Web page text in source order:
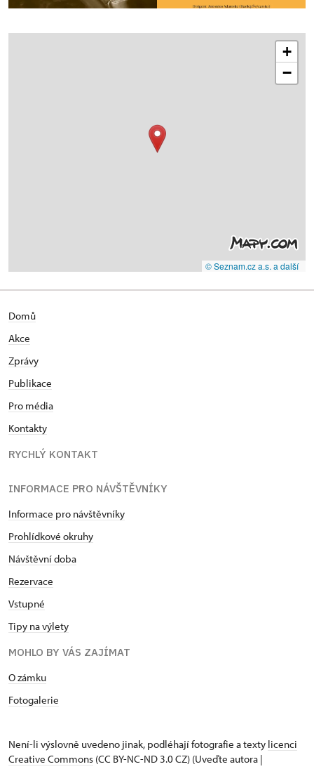
+
−
© Seznam.cz a.s. a další
Domů
Akce
Zprávy
Publikace
Pro média
Kontakty
RYCHLÝ KONTAKT
INFORMACE PRO NÁVŠTĚVNÍKY
Informace pro návštěvníky
Prohlídkové okruhy
Návštěvní doba
Rezervace
Vstupné
Tipy na výlety
MOHLO BY VÁS ZAJÍMAT
O zámku
Fotogalerie
Není-li výslovně uvedeno jinak, podléhají fotografie a texty licenci
Creative Commons (CC BY-NC-ND 3.0 CZ) (Uveďte autora |